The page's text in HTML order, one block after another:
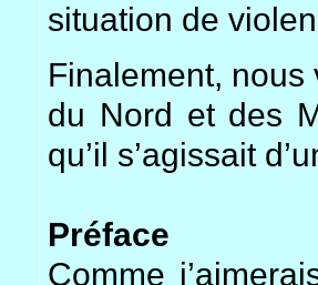
situation de
Finalement,
du Nord et des
qu’il s’agissait
Préface
Comme